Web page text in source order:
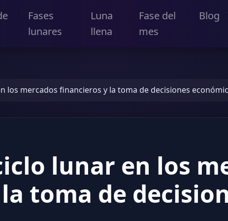
Fases
lunares
Luna
llena
Fase del
mes
Blog
los mercados financieros y la toma de decisiones
lunar en los
toma de